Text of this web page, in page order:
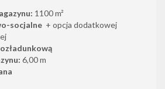
1100 m²
socjalne + opcja dodatkowej
6,00 m